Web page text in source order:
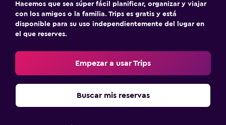
Hacemos que sea súper fácil planificar, organizar y viajar
con los amigos o la familia. Trips es gratis y está
disponible para su uso independientemente del lugar en
el que reserves.
Empezar a usar Trips
Buscar mis reservas